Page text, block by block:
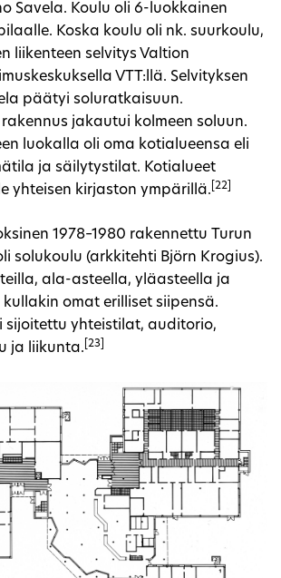
Savela. Koulu oli 6-luokkainen
Koska koulu oli nk. suurkoulu,
liikenteen selvitys Valtion
VTT:llä. Selvityksen
päätyi soluratkaisuun.
jakautui kolmeen soluun.
luokalla oli oma kotialueensa eli
ja säilytystilat. Kotialueet
yhteisen kirjaston ympärillä. [22]
1978–1980 rakennettu Turun
solukoulu (arkkitehti Björn Krogius).
ala-asteella, yläasteella ja
kullakin omat erilliset siipensä.
sijoitettu yhteistilat, auditorio,
ja liikunta. [23]